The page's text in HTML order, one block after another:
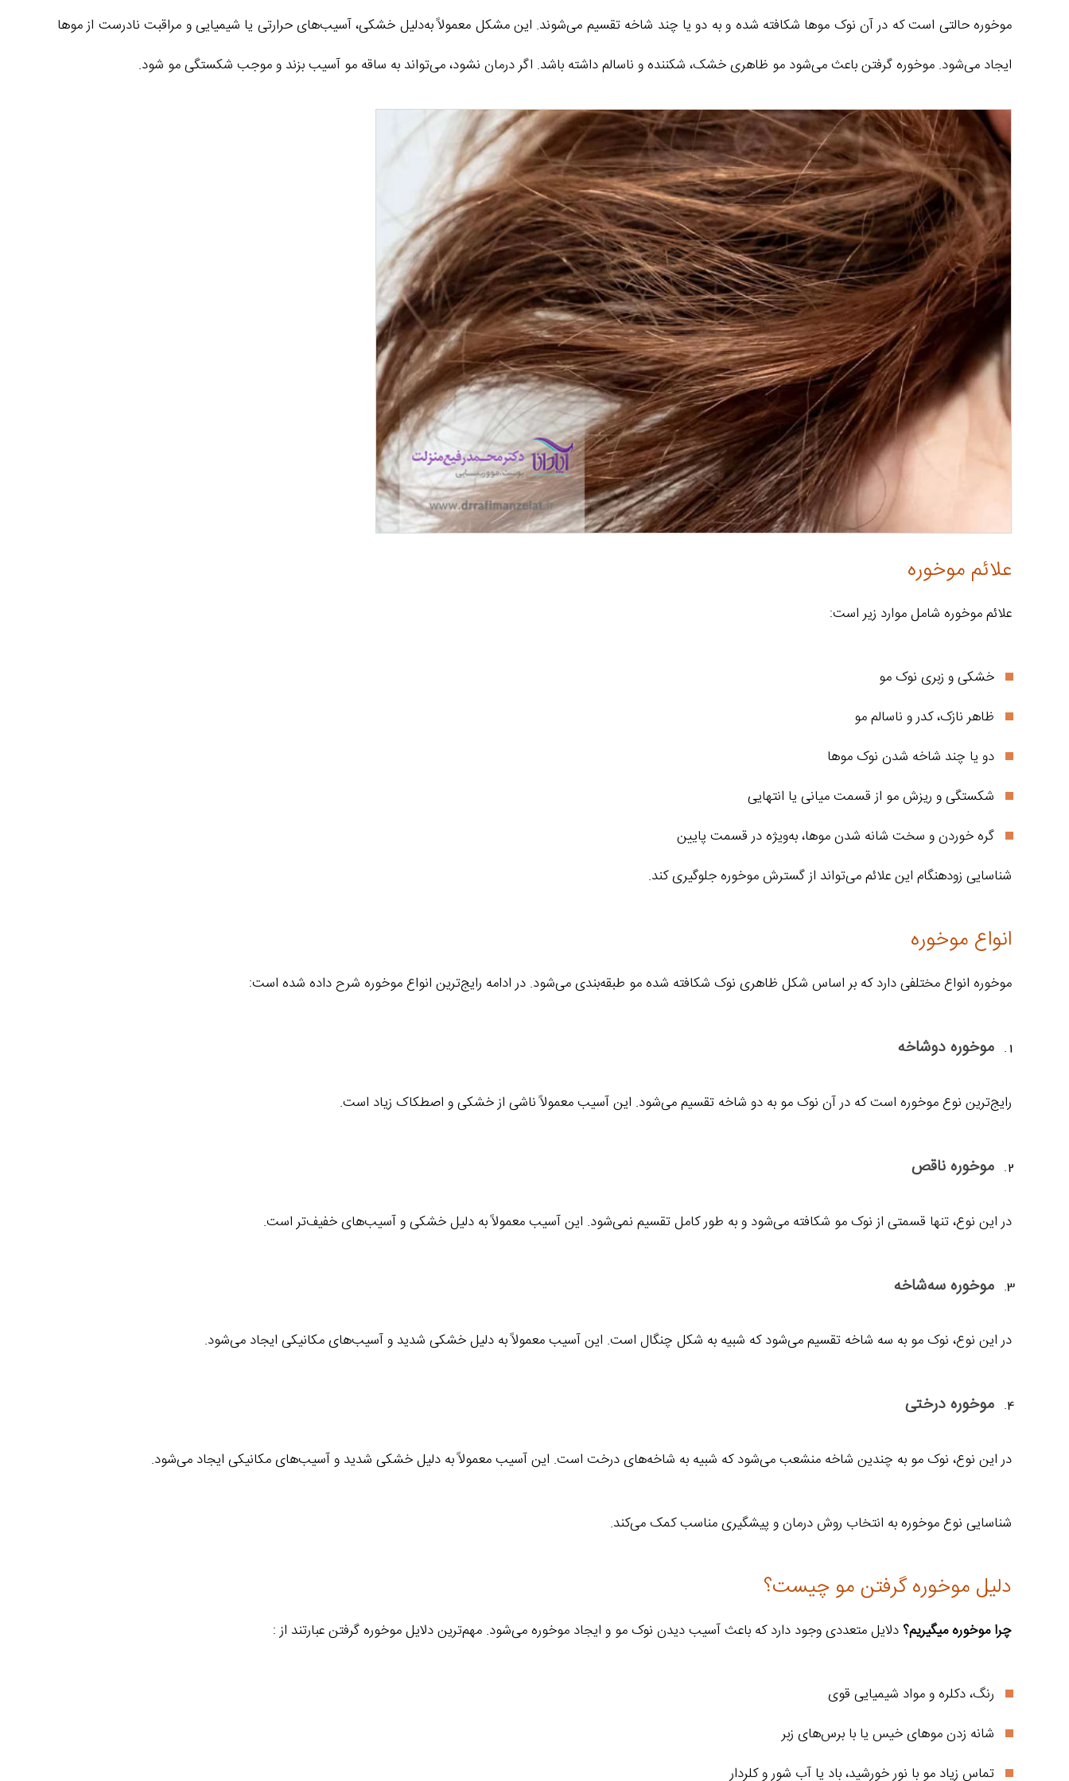
موخوره حالتی است که در آن نوک موها شکافته شده و به دو یا چند شاخه تقسیم می‌شوند. این مشکل معمولاً به‌دلیل خشکی، آسیب‌های حرارتی یا شیمیایی و مراقبت نادرست از موها
ایجاد می‌شود. موخوره گرفتن باعث می‌شود مو ظاهری خشک، شکننده و ناسالم داشته باشد. اگر درمان نشود، می‌تواند به ساقه مو آسیب بزند و موجب شکستگی مو شود.
علائم موخوره
علائم موخوره شامل موارد زیر است:
خشکی و زبری نوک مو
ظاهر نازک، کدر و ناسالم مو
دو یا چند شاخه شدن نوک موها
شکستگی و ریزش مو از قسمت میانی یا انتهایی
گره خوردن و سخت شانه شدن موها، به‌ویژه در قسمت پایین
شناسایی زودهنگام این علائم می‌تواند از گسترش موخوره جلوگیری کند.
انواع موخوره
موخوره انواع مختلفی دارد که بر اساس شکل ظاهری نوک شکافته شده مو طبقه‌بندی می‌شود. در ادامه رایج‌ترین انواع موخوره شرح داده شده است:
موخوره دوشاخه
رایج‌ترین نوع موخوره است که در آن نوک مو به دو شاخه تقسیم می‌شود. این آسیب معمولاً ناشی از خشکی و اصطکاک زیاد است.
موخوره ناقص
در این نوع، تنها قسمتی از نوک مو شکافته می‌شود و به طور کامل تقسیم نمی‌شود. این آسیب معمولاً به دلیل خشکی و آسیب‌های خفیف‌تر است.
موخوره سه‌شاخه
در این نوع، نوک مو به سه شاخه تقسیم می‌شود که شبیه به شکل چنگال است. این آسیب معمولاً به دلیل خشکی شدید و آسیب‌های مکانیکی ایجاد می‌شود.
موخوره درختی
در این نوع، نوک مو به چندین شاخه منشعب می‌شود که شبیه به شاخه‌های درخت است. این آسیب معمولاً به دلیل خشکی شدید و آسیب‌های مکانیکی ایجاد می‌شود.
شناسایی نوع موخوره به انتخاب روش درمان و پیشگیری مناسب کمک می‌کند.
دلیل موخوره گرفتن مو چیست؟
چرا موخوره میگیریم؟دلایل متعددی وجود دارد که باعث آسیب دیدن نوک مو و ایجاد موخوره می‌شود. مهم‌ترین دلایل موخوره گرفتن عبارتند از :
رنگ، دکلره و مواد شیمیایی قوی
شانه زدن موهای خیس یا با برس‌های زبر
تماس زیاد مو با نور خورشید، باد یا آب شور و کلردار